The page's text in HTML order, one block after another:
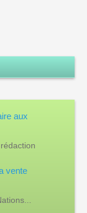
aux
vente